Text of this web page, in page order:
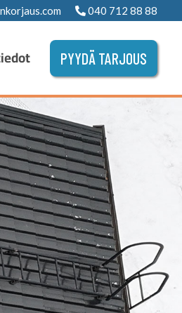
040 712 88 88
PYYDÄ TARJOUS